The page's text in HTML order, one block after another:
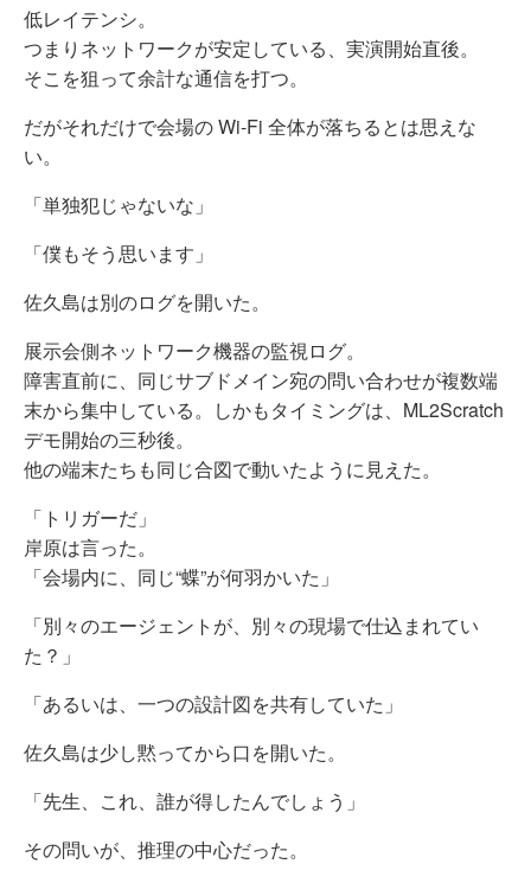
低レイテンシ。
つまりネットワークが安定している、実演開始直後。
そこを狙って余計な通信を打つ。
だがそれだけで会場の Wi-Fi 全体が落ちるとは思えな
い。
「単独犯じゃないな」
「僕もそう思います」
佐久島は別のログを開いた。
展示会側ネットワーク機器の監視ログ。
障害直前に、同じサブドメイン宛の問い合わせが複数端
末から集中している。しかもタイミングは、ML2Scratch
デモ開始の三秒後。
他の端末たちも同じ合図で動いたように見えた。
「トリガーだ」
岸原は言った。
「会場内に、同じ“蝶”が何羽かいた」
「別々のエージェントが、別々の現場で仕込まれてい
た？」
「あるいは、一つの設計図を共有していた」
佐久島は少し黙ってから口を開いた。
「先生、これ、誰が得したんでしょう」
その問いが、推理の中心だった。